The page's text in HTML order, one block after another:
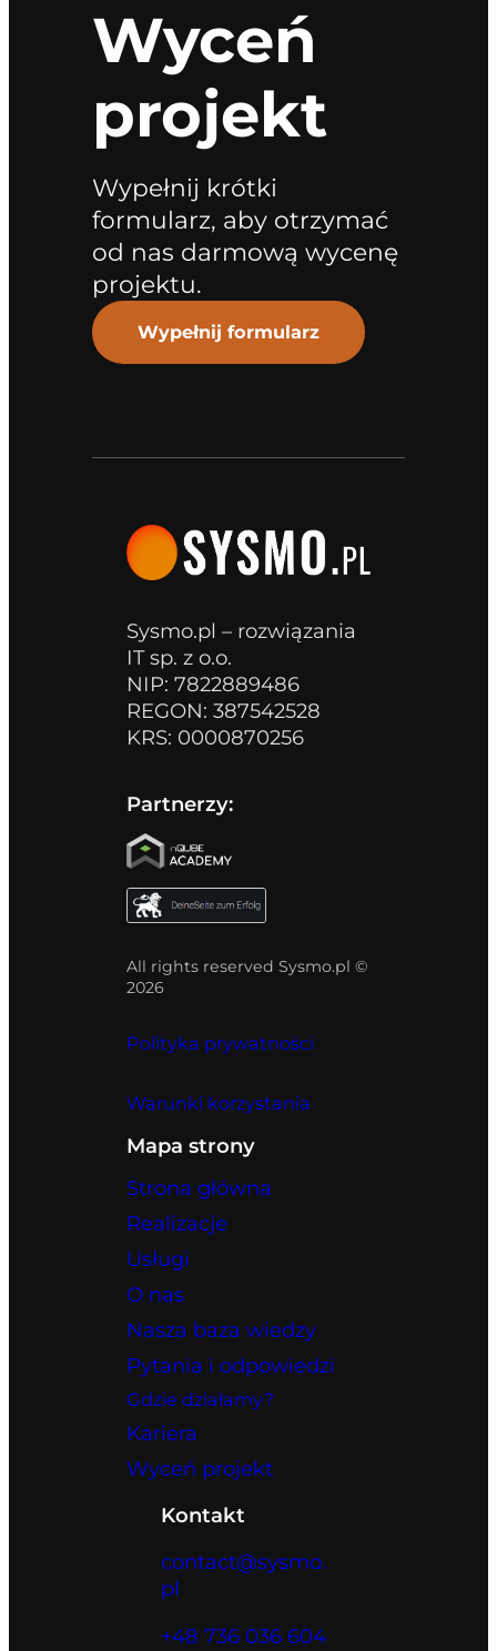
Wyceń
projekt
Wypełnij krótki
formularz, aby otrzymać
od nas darmową wycenę
projektu.
Wypełnij formularz
Sysmo.pl – rozwiązania
IT sp. z o.o.
NIP: 7822889486
REGON: 387542528
KRS: 0000870256
Partnerzy:
All rights reserved Sysmo.pl ©
2026
Polityka prywatności
Warunki korzystania
Mapa strony
Strona główna
Realizacje
Usługi
O nas
Nasza baza wiedzy
Pytania i odpowiedzi
Gdzie działamy?
Kariera
Wyceń projekt
Kontakt
contact@sysmo.
pl
+48 736 036 604